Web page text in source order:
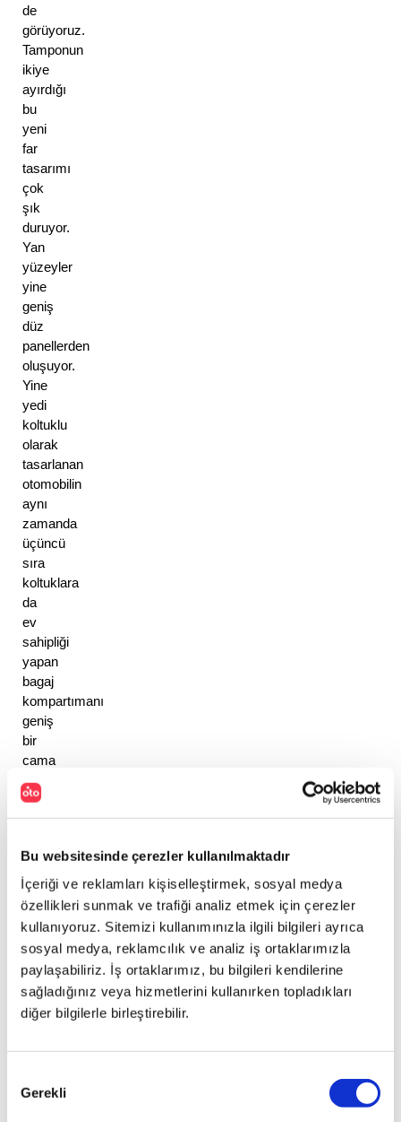
Bu websitesinde çerezler kullanılmaktadır
İçeriği ve reklamları kişiselleştirmek, sosyal medya
özellikleri sunmak ve trafiği analiz etmek için çerezler
kullanıyoruz. Sitemizi kullanımınızla ilgili bilgileri ayrıca
sosyal medya, reklamcılık ve analiz iş ortaklarımızla
paylaşabiliriz. İş ortaklarımız, bu bilgileri kendilerine
sağladığınız veya hizmetlerini kullanırken topladıkları
diğer bilgilerle birleştirebilir.
Seçimi
Gerekli
de
görüyoruz.
Tamponun
ikiye
ayırdığı
bu
yeni
far
tasarımı
çok
şık
duruyor.
Yan
yüzeyler
yine
geniş
düz
panellerden
oluşuyor.
Yine
yedi
koltuklu
olarak
tasarlanan
otomobilin
aynı
zamanda
üçüncü
sıra
koltuklara
da
ev
sahipliği
yapan
bagaj
kompartımanı
geniş
bir
cama
sahip.
Arkada
yine
andıran
bir
stop
tasarımı
görüyoruz.
Parlak
siyah
ve
krom
kullanıldığı
5008